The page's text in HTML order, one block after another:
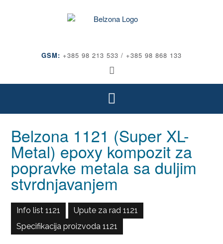
GSM: +385 98 213 533 / +385 98 868 133
Belzona 1121 (Super XL-
Metal) epoxy kompozit za
popravke metala sa duljim
stvrdnjavanjem
Info list 1121
Upute za rad 1121
Specifikacija proizvoda 1121